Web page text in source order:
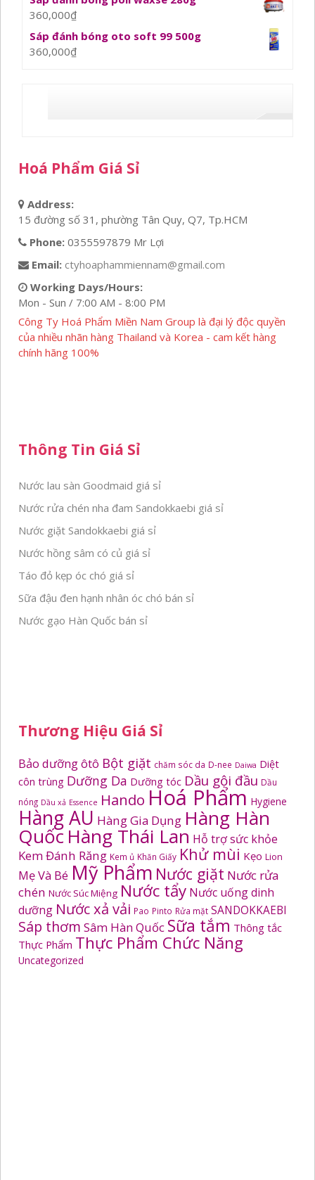
360,000₫
Sáp đánh bóng oto soft 99 500g
360,000₫
Hoá Phẩm Giá Sỉ
Address:
15 đường số 31, phường Tân Quy, Q7, Tp.HCM
Phone: 0355597879 Mr Lợi
Email: ctyhoaphammiennam@gmail.com
Working Days/Hours:
Mon - Sun / 7:00 AM - 8:00 PM
Công Ty Hoá Phẩm Miền Nam Group là đại lý độc quyền
của nhiều nhãn hàng Thailand và Korea - cam kết hàng
chính hãng 100%
Thông Tin Giá Sỉ
Nước lau sàn Goodmaid giá sỉ
Nước rửa chén nha đam Sandokkaebi giá sỉ
Nước giặt Sandokkaebi giá sỉ
Nước hồng sâm có củ giá sỉ
Táo đỏ kẹp óc chó giá sỉ
Sữa đậu đen hạnh nhân óc chó bán sỉ
Nước gạo Hàn Quốc bán sỉ
Thương Hiệu Giá Sỉ
Bảo dưỡng ôtô Bột giặt chăm sóc da D-nee Daiwa Diệt
côn trùng Dưỡng Da Dưỡng tóc Dầu gội đầu Dầu
nóng Dầu xả Essence Hando Hoá Phẩm Hygiene
Hàng AU Hàng Gia Dụng Hàng Hàn
Quốc Hàng Thái Lan Hỗ trợ sức khỏe
Kem Đánh Răng Kem ủ Khăn Giấy Khử mùi Kẹo Lion
Mẹ Và Bé Mỹ Phẩm Nước giặt Nước rửa
chén Nước Súc Miệng Nước tẩy Nước uống dinh
dưỡng Nước xả vải Pao Pinto Rửa mặt SANDOKKAEBI
Sáp thơm Sâm Hàn Quốc Sữa tắm Thông tắc
Thực Phẩm Thực Phẩm Chức Năng
Uncategorized